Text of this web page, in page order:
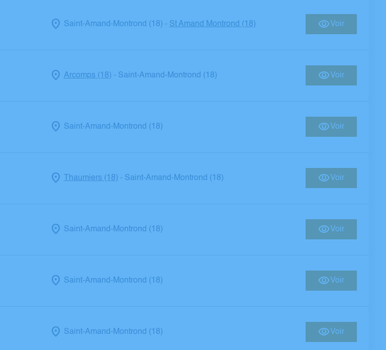
Saint-Amand-Montrond (18) - St Amand Montrond (18) Voir
Arcomps (18) - Saint-Amand-Montrond (18) Voir
Saint-Amand-Montrond (18) Voir
Thaumiers (18) - Saint-Amand-Montrond (18) Voir
Saint-Amand-Montrond (18) Voir
Saint-Amand-Montrond (18) Voir
Saint-Amand-Montrond (18) Voir